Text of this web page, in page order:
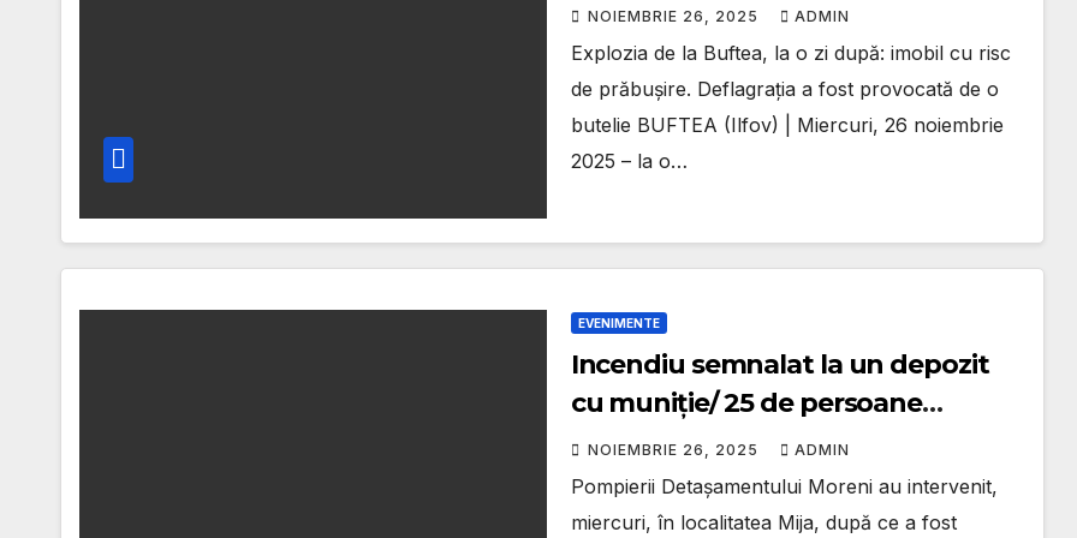
Deflagrația a fost provocată de o
butelie
NOIEMBRIE 26, 2025 ADMIN
Explozia de la Buftea, la o zi după: imobil cu risc
de prăbușire. Deflagrația a fost provocată de o
butelie BUFTEA (Ilfov) | Miercuri, 26 noiembrie
2025 – la o…
EVENIMENTE
Incendiu semnalat la un depozit
cu muniție/ 25 de persoane
evacuate
NOIEMBRIE 26, 2025 ADMIN
Pompierii Detașamentului Moreni au intervenit,
miercuri, în localitatea Mija, după ce a fost